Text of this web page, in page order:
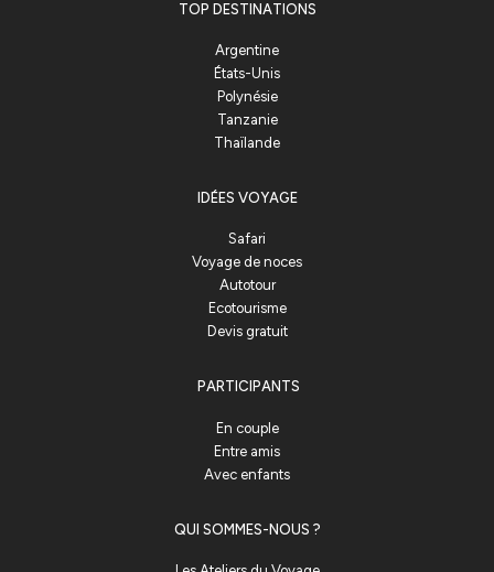
TOP DESTINATIONS
Argentine
États-Unis
Polynésie
Tanzanie
Thaïlande
IDÉES VOYAGE
Safari
Voyage de noces
Autotour
Ecotourisme
Devis gratuit
PARTICIPANTS
En couple
Entre amis
Avec enfants
QUI SOMMES-NOUS ?